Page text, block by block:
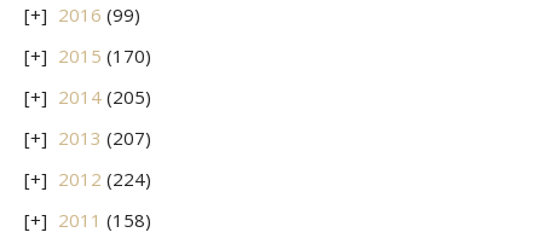
2016 (99)
2015 (170)
2014 (205)
2013 (207)
2012 (224)
2011 (158)